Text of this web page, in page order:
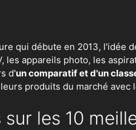
qui débute en 2013,
les appareils photo, les
d'un comparatif et d'un
produits du marché
les 10